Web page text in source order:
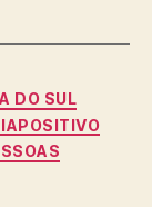
DO SUL